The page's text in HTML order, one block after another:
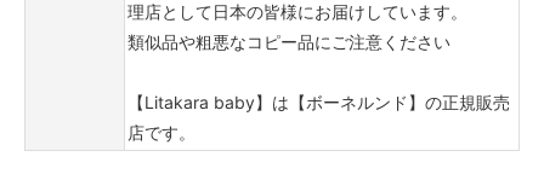
理店として日本の皆様にお届けしています。
類似品や粗悪なコピー品にご注意ください
【Litakara baby】は【ボーネルンド】の正規販売
店です。